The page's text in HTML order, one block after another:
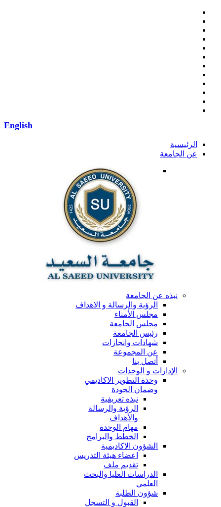
English
الرئيسية
عن الجامعة
نبذه عن الجامعة
الرؤية والرسالة و الاهداف
مجلس الأمناء
مجلس الجامعة
رئيس الجامعة
شهادات وانجازات
عن المجموعة
أتصل بنا
الإدارات و الوحدات
وحدة التطوير الاكاديمي
وضمان الجودة
نبذه تعريفية
الرؤية والرسالة
والأهداف
مهام الوحدة
الخطط والبرامج
الشؤون الاكاديمية
اعضاء هيئة التدريس
تقديم ملف
الدراسات العليا والبحث
العلمي
شؤون الطلبة
القبول و التسجل